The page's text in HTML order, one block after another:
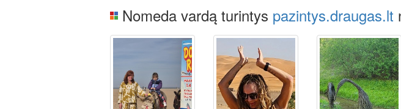
Nomeda vardą turintys pazintys.draugas.lt